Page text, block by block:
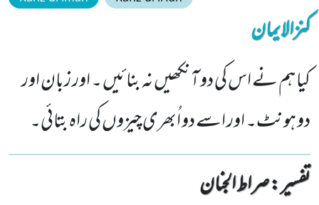
کنزالایمان
کیا ہم نے اس کی دو آنکھیں نہ بنائیں ۔ اور زبان اور
دو ہونٹ۔ اور اسے دو اُبھری چیزوں کی راہ بتائی۔
تفسیر : ‎صراط الجنان